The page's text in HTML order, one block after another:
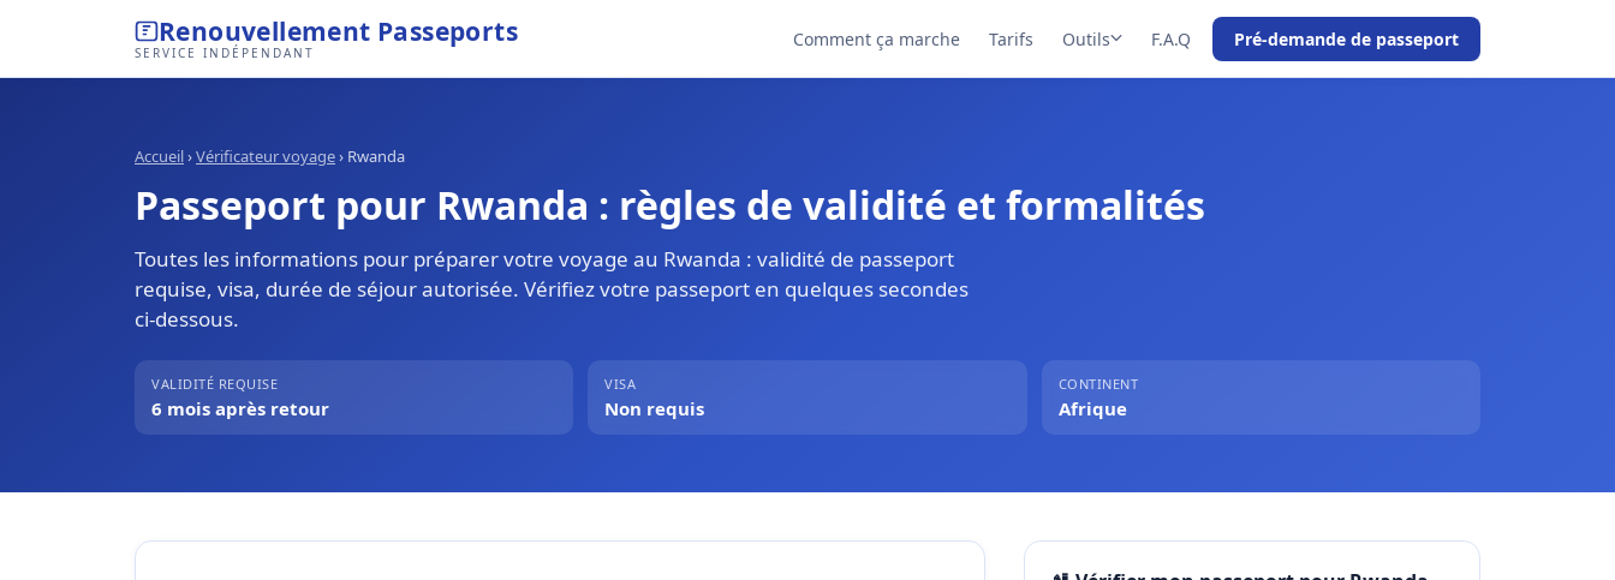
Renouvellement Passeports
SERVICE INDÉPENDANT
Comment ça marche Tarifs Outils F.A.Q Pré-demande de passeport
Accueil›Vérificateur voyage› Rwanda
Passeport pour Rwanda : règles de validité et formalités
Toutes les informations pour préparer votre voyage au Rwanda : validité de passeport
requise, visa, durée de séjour autorisée. Vérifiez votre passeport en quelques secondes
ci-dessous.
VALIDITÉ REQUISE
6 mois après retour
VISA
Non requis
CONTINENT
Afrique